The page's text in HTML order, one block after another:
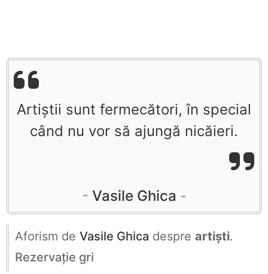
Artiştii sunt fermecători, în special
când nu vor să ajungă nicăieri.
Vasile Ghica
Aforism de Vasile Ghica despre artiști.
Rezervaţie gri